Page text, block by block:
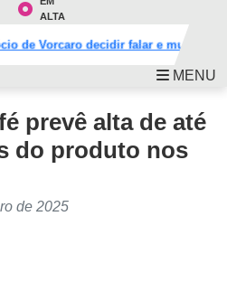
ALTA
Vorcaro decidir falar e mudar defesa
MENU
prevê alta de até
do produto nos
de 2025